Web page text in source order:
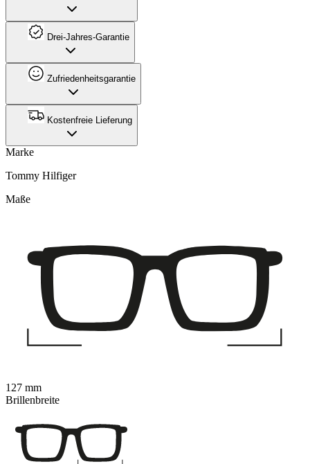
Drei-Jahres-Garantie
Zufriedenheitsgarantie
Kostenfreie Lieferung
Marke
Tommy Hilfiger
Maße
127 mm
Brillenbreite